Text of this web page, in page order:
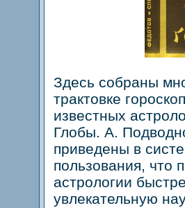
Здесь собраны
трактовке
известных
Глобы. А.
приведены в
пользования, что
астрологии
увлекательную